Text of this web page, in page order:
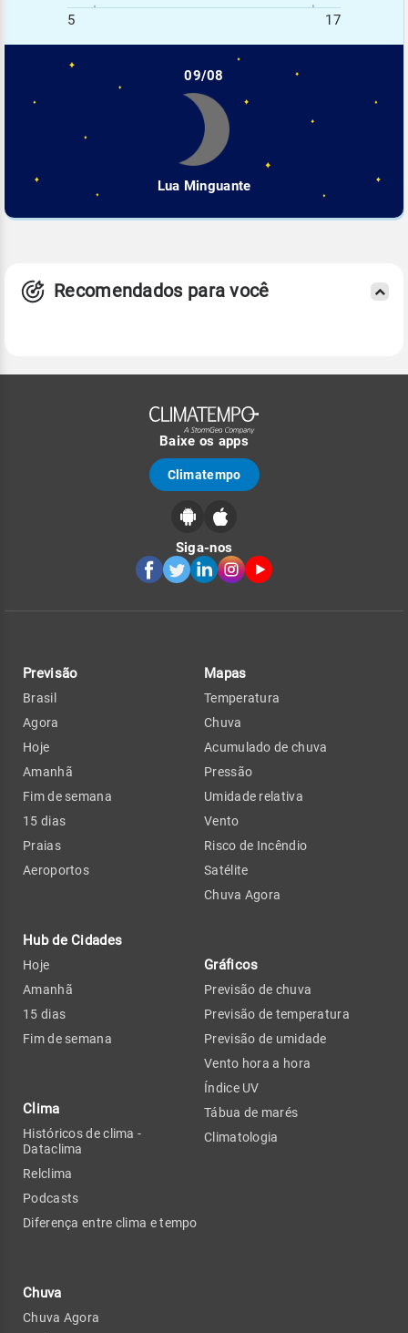
5 17
09/08
Lua Minguante
Recomendados para você
Baixe os apps
Climatempo
Siga-nos
Previsão
Brasil
Agora
Hoje
Amanhã
Fim de semana
15 dias
Praias
Aeroportos
Hub de Cidades
Hoje
Amanhã
15 dias
Fim de semana
Clima
Históricos de clima -
Dataclima
Relclima
Podcasts
Diferença entre clima e tempo
Chuva
Chuva Agora
Mapas
Temperatura
Chuva
Acumulado de chuva
Pressão
Umidade relativa
Vento
Risco de Incêndio
Satélite
Chuva Agora
Gráficos
Previsão de chuva
Previsão de temperatura
Previsão de umidade
Vento hora a hora
Índice UV
Tábua de marés
Climatologia